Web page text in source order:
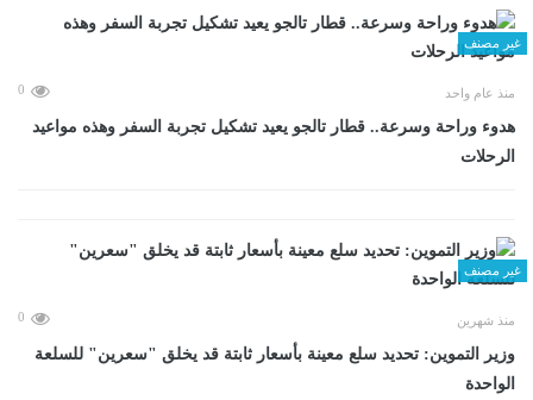
غير مصنف
منذ عام واحد 0
هدوء وراحة وسرعة.. قطار تالجو يعيد تشكيل تجربة السفر وهذه مواعيد
الرحلات
غير مصنف
منذ شهرين 0
وزير التموين: تحديد سلع معينة بأسعار ثابتة قد يخلق "سعرين" للسلعة
الواحدة